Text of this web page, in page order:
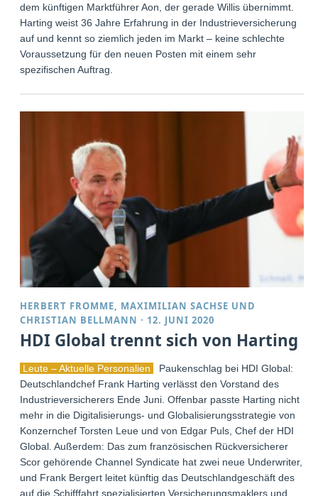
dem künftigen Marktführer Aon, der gerade Willis übernimmt.
Harting weist 36 Jahre Erfahrung in der Industrieversicherung
auf und kennt so ziemlich jeden im Markt – keine schlechte
Voraussetzung für den neuen Posten mit einem sehr
spezifischen Auftrag.
HERBERT FROMME, MAXIMILIAN SACHSE UND
CHRISTIAN BELLMANN · 12. JUNI 2020
HDI Global trennt sich von Harting
Leute – Aktuelle Personalien
Paukenschlag bei HDI Global:
Deutschlandchef Frank Harting verlässt den Vorstand des
Industrieversicherers Ende Juni. Offenbar passte Harting nicht
mehr in die Digitalisierungs- und Globalisierungsstrategie von
Konzernchef Torsten Leue und von Edgar Puls, Chef der HDI
Global. Außerdem: Das zum französischen Rückversicherer
Scor gehörende Channel Syndicate hat zwei neue Underwriter,
und Frank Bergert leitet künftig das Deutschlandgeschäft des
auf die Schifffahrt spezialisierten Versicherungsmaklers und